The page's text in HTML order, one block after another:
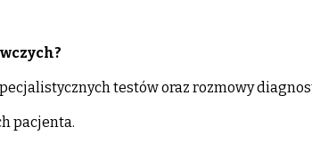
testów oraz rozmowy
pacjenta.